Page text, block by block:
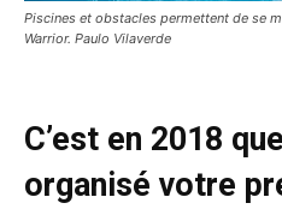
Piscines et obstacles permettent de se
Warrior. Paulo Vilaverde
C’est en 2018
organisé votre